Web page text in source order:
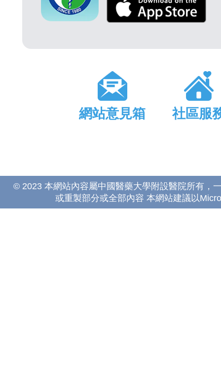
網站意見箱 社區服
© 2023 本網站內容屬中國醫藥大學附設醫院所有，
或重製部分或全部內容 本網站建議以